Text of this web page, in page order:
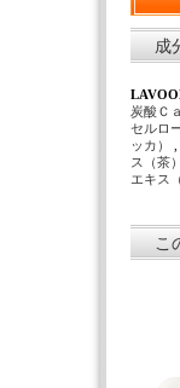
成
炭酸Ｃ
セルロ
ッカ）
ス（茶）
エキス
こ